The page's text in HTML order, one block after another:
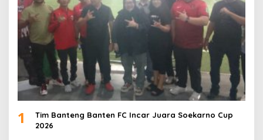
1
Tim Banteng Banten FC Incar Juara Soekarno Cup
2026